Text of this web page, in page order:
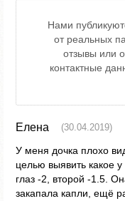
Нами
от реальных
отзывы или
контактные
Елена (30.04.2019)
У меня дочка плохо
целью выявить какое
глаз -2, второй -1.5.
закапала капли, ещё